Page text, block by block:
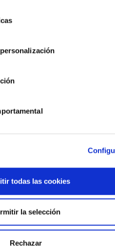
todas las cookies
la selección
Rechazar
Fleming, 24, 12005 Castellón.
llevanmás de 30 años
conproducto de primera
los ha mantenido a lo largo
de los mejores restaurantes